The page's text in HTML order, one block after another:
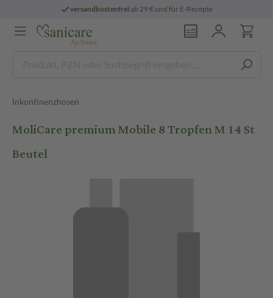
versandkostenfreiab 29 € und für E-Rezepte
Inkontinenzhosen
MoliCare premium Mobile 8 Tropfen M 14 St
Beutel